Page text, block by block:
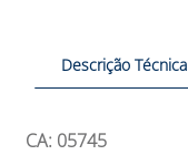
Descrição Técnica
CA: 05745